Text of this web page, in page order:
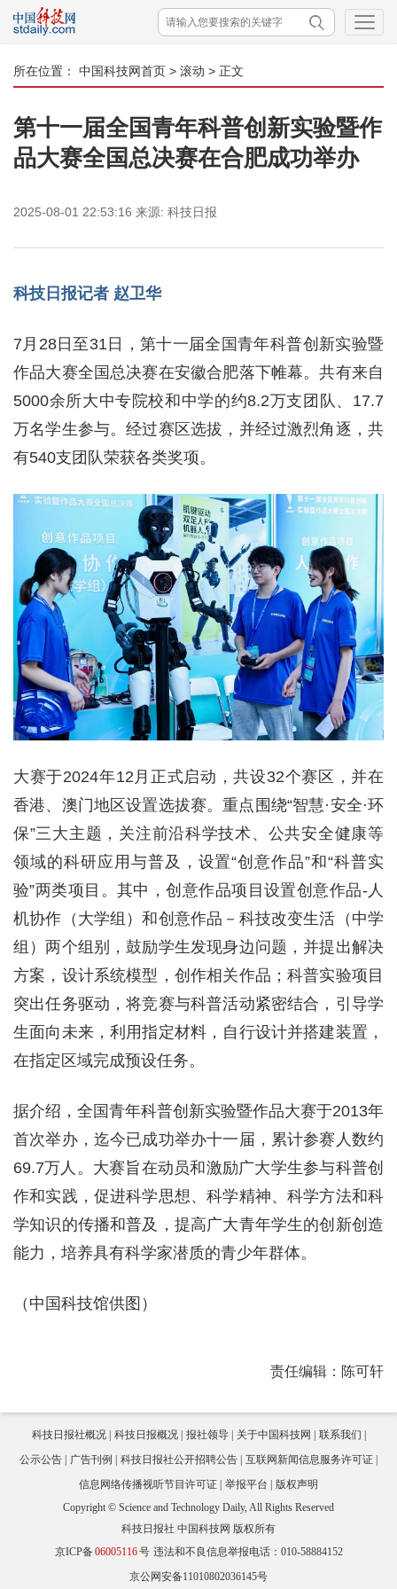
所在位置： 中国科技网首页 > 滚动 > 正文
第十一届全国青年科普创新实验暨作
品大赛全国总决赛在合肥成功举办
2025-08-01 22:53:16 来源: 科技日报
科技日报记者 赵卫华
7月28日至31日，第十一届全国青年科普创新实验暨
作品大赛全国总决赛在安徽合肥落下帷幕。共有来自
5000余所大中专院校和中学的约8.2万支团队、17.7
万名学生参与。经过赛区选拔，并经过激烈角逐，共
有540支团队荣获各类奖项。
大赛于2024年12月正式启动，共设32个赛区，并在
香港、澳门地区设置选拔赛。重点围绕“智慧·安全·环
保”三大主题，关注前沿科学技术、公共安全健康等
领域的科研应用与普及，设置“创意作品”和“科普实
验”两类项目。其中，创意作品项目设置创意作品-人
机协作（大学组）和创意作品－科技改变生活（中学
组）两个组别，鼓励学生发现身边问题，并提出解决
方案，设计系统模型，创作相关作品；科普实验项目
突出任务驱动，将竞赛与科普活动紧密结合，引导学
生面向未来，利用指定材料，自行设计并搭建装置，
在指定区域完成预设任务。
据介绍，全国青年科普创新实验暨作品大赛于2013年
首次举办，迄今已成功举办十一届，累计参赛人数约
69.7万人。大赛旨在动员和激励广大学生参与科普创
作和实践，促进科学思想、科学精神、科学方法和科
学知识的传播和普及，提高广大青年学生的创新创造
能力，培养具有科学家潜质的青少年群体。
（中国科技馆供图）
责任编辑：陈可轩
科技日报社概况 科技日报概况 报社领导 关于中国科技网
联系我们
公示公告
广告刊例 科技日报社公开招聘公告
互联网新闻信息服务许可证
信息网络传播视听节目许可证
举报平台
版权声明
Copyright © Science and Technology Daily, All Rights Reserved
科技日报社 中国科技网 版权所有
京ICP备06005116号 违法和不良信息举报电话：010-58884152
京公网安备11010802036145号